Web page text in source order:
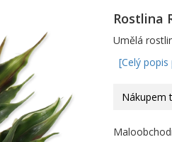
Rostlina
Umělá
[Celý
Nákupem